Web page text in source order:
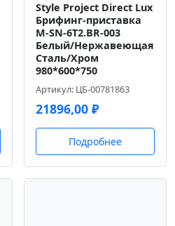
Style Project Direct Lux
Брифинг-приставка
M-SN-6T2.BR-003
Белый/Нержавеющая
Сталь/Хром
980*600*750
Артикул: ЦБ-00781863
21896,00 ₽
Подробнее